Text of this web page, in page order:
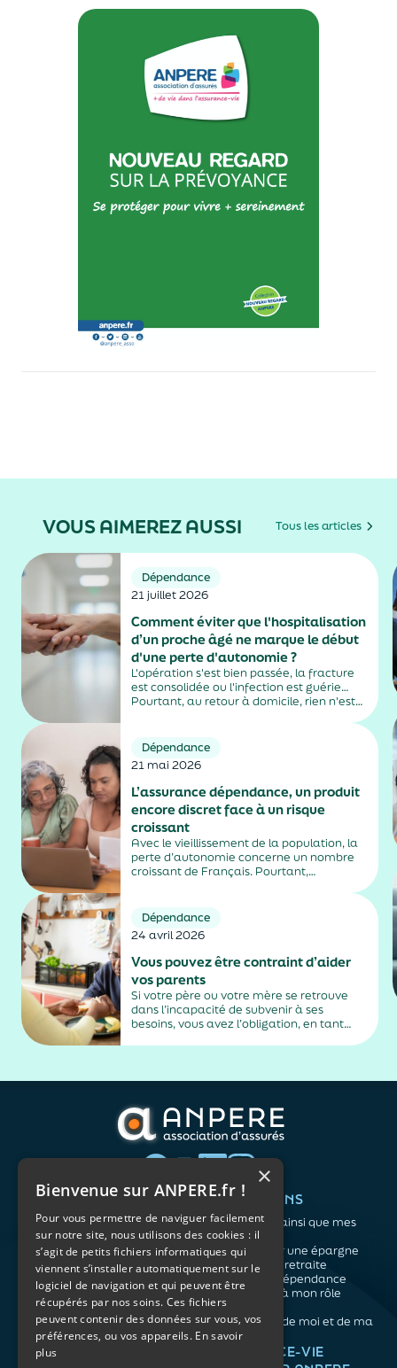
VOUS AIMEREZ AUSSI Tous les articles
Dépendance
21 juillet 2026
Comment éviter que l'hospitalisation
d’un proche âgé ne marque le début
d'une perte d'autonomie ?
L'opération s'est bien passée, la fracture
est consolidée ou l'infection est guérie…
Pourtant, au retour à domicile, rien n'est
fatigue inhabituelle : chez certaines
personnes âgées, l'hospitalisation peut
entraîner...
Dépendance
21 mai 2026
L’assurance dépendance, un produit
encore discret face à un risque
croissant
Avec le vieillissement de la population, la
perte d’autonomie concerne un nombre
croissant de Français. Pourtant,
reste encore confidentielle.
Dépendance
24 avril 2026
Vous pouvez être contraint d’aider
vos parents
Si votre père ou votre mère se retrouve
dans l’incapacité de subvenir à ses
besoins, vous avez l’obligation, en tant
qu’enfant, de l’héberger et de le nourrir, ou
QUI SOMMES-NOUS ?
L'association
Notre organisation
L’équipe
Les atouts du contrat
associatif
VOS BESOINS
Me protéger ainsi que mes
proches
Me constituer une épargne
Préparer ma retraite
Anticiper la dépendance
Me préparer à mon rôle
d'aidant
Prendre soin de moi et de ma
santé
NOS ARTICLES
ASSURANCE-VIE
×
Bienvenue sur ANPERE.fr !
Pour vous permettre de naviguer facilement
sur notre site, nous utilisons des cookies : il
s’agit de petits fichiers informatiques qui
viennent s’installer automatiquement sur le
logiciel de navigation et qui peuvent être
récupérés par nos soins. Ces fichiers
peuvent contenir des données sur vous, vos
préférences, ou vos appareils. En savoir
plus